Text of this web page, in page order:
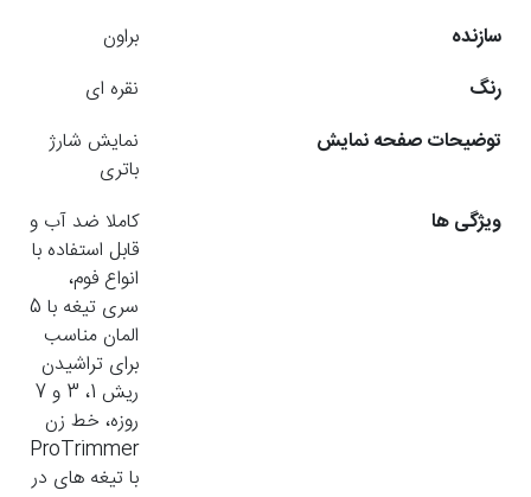
سازنده
براون
رنگ
نقره ای
توضیحات صفحه نمایش
نمایش شارژ
باتری
ویژگی ها
کاملا ضد آب و
قابل استفاده با
انواع فوم،
سری تیغه با 5
المان مناسب
برای تراشیدن
ریش 1، 3 و 7
روزه، خط زن
ProTrimmer
با تیغه های در